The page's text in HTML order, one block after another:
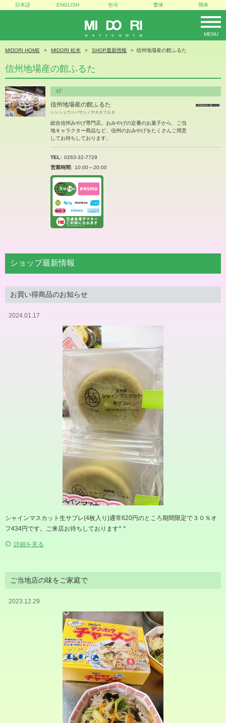
MIDORI
MENU
日本語 ENGLISH 한국 繁体 簡体
MIDORI HOME MIDORI 松本 SHOP最新情報 信州地場産の館ふるた
信州地場産の館ふるた
4F
信州地場産の館ふるた
シンシュウジバサンノヤカタフルタ
総合信州みやげ専門店。おみやげの定番のお菓子から、ご当
地キャラクター商品など、信州のおみやげをたくさんご用意
してお待ちしております。
TEL
0263-32-7729
営業時間
10:00～20:00
ショップ最新情報
お買い得商品のお知らせ
2024.01.17
シャインマスカット生サブレ(4枚入り)通常620円のところ期間限定で３０％オ
フ434円です。ご来店お待ちしております^ ^
詳細を見る
ご当地店の味をご家庭で
2023.12.29